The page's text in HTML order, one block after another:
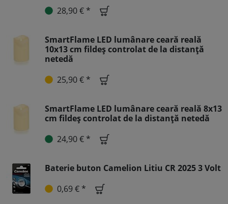
28,90 € *
SmartFlame LED lumânare ceară reală
10x13 cm fildeș controlat de la distanță
netedă
25,90 € *
SmartFlame LED lumânare ceară reală 8x13
cm fildeș controlat de la distanță netedă
24,90 € *
Baterie buton Camelion Litiu CR 2025 3 Volt
0,69 € *